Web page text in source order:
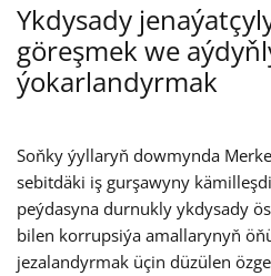
Ykdysady
göreşmek we
ýokarlandyrmak
Soňky ýyllaryň dowmynda
sebitdäki iş gurşawyny
peýdasyna durnukly ykdysady
bilen korrupsiýa amallarynyň
jezalandyrmak üçin düzülen